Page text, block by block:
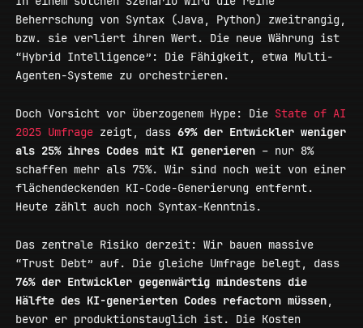
Beherrschung von Syntax (Java, Python) zweitrangig,
bzw. sie verliert ihren Wert. Die neue Währung ist
“Hybrid Intelligence”: Die Fähigkeit, etwa Multi-
Agenten-Systeme zu orchestrieren.
Doch Vorsicht vor überzogenem Hype: Die State of AI
2025 Umfrage zeigt, dass69% der Entwickler weniger
als 25% ihres Codes mit KI generieren – nur 8%
schaffen mehr als 75%. Wir sind noch weit von einer
flächendeckenden KI-Code-Generierung entfernt.
Heute zählt auch noch Syntax-Kenntnis.
Das zentrale Risiko derzeit: Wir bauen massive
“Trust Debt” auf. Die gleiche Umfrage belegt, dass
76% der Entwickler gegenwärtig mindestens die
Hälfte des KI-generierten Codes refactorn müssen,
bevor er produktionstauglich ist. Die Kosten